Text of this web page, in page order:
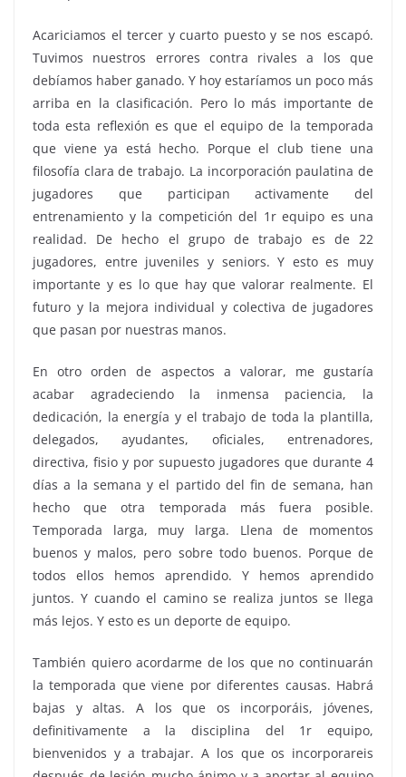
Acariciamos el tercer y cuarto puesto y se nos escapó.
Tuvimos nuestros errores contra rivales a los que
debíamos haber ganado. Y hoy estaríamos un poco más
arriba en la clasificación. Pero lo más importante de
toda esta reflexión es que el equipo de la temporada
que viene ya está hecho. Porque el club tiene una
filosofía clara de trabajo. La incorporación paulatina de
jugadores que participan activamente del
entrenamiento y la competición del 1r equipo es una
realidad. De hecho el grupo de trabajo es de 22
jugadores, entre juveniles y seniors. Y esto es muy
importante y es lo que hay que valorar realmente. El
futuro y la mejora individual y colectiva de jugadores
que pasan por nuestras manos.
En otro orden de aspectos a valorar, me gustaría
acabar agradeciendo la inmensa paciencia, la
dedicación, la energía y el trabajo de toda la plantilla,
delegados, ayudantes, oficiales, entrenadores,
directiva, fisio y por supuesto jugadores que durante 4
días a la semana y el partido del fin de semana, han
hecho que otra temporada más fuera posible.
Temporada larga, muy larga. Llena de momentos
buenos y malos, pero sobre todo buenos. Porque de
todos ellos hemos aprendido. Y hemos aprendido
juntos. Y cuando el camino se realiza juntos se llega
más lejos. Y esto es un deporte de equipo.
También quiero acordarme de los que no continuarán
la temporada que viene por diferentes causas. Habrá
bajas y altas. A los que os incorporáis, jóvenes,
definitivamente a la disciplina del 1r equipo,
bienvenidos y a trabajar. A los que os incorporareis